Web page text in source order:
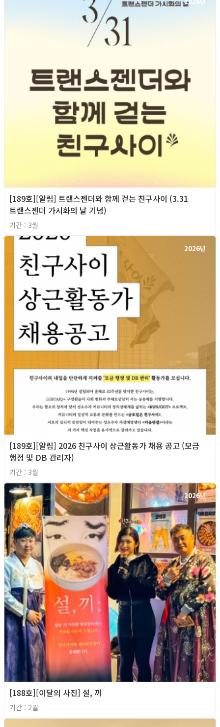
[189호][알림] 트랜스젠더와 함께 걷는 친구사이 (3.31
트랜스젠더 가시화의 날 기념)
기간 : 3월
2026년
[189호][알림] 2026 친구사이 상근활동가 채용 공고 (모금
행정 및 DB 관리자)
기간 : 3월
2026년
[188호][이달의 사진] 설, 끼
기간 : 2월